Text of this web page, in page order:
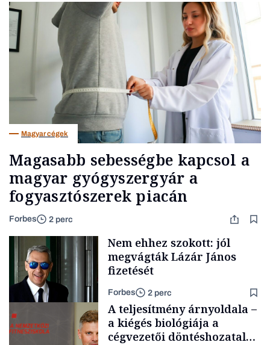
Magyar cégek
Magasabb sebességbe kapcsol a
magyar gyógyszergyár a
fogyasztószerek piacán
Forbes 2 perc
Nem ehhez szokott: jól
megvágták Lázár János
fizetését
Forbes 2 perc
A teljesítmény árnyoldala –
a kiégés biológiája a
cégvezetői döntéshozatal